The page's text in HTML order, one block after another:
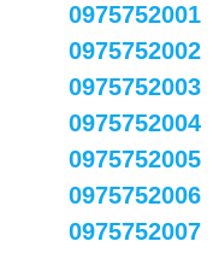
0975752001
0975752002
0975752003
0975752004
0975752005
0975752006
0975752007